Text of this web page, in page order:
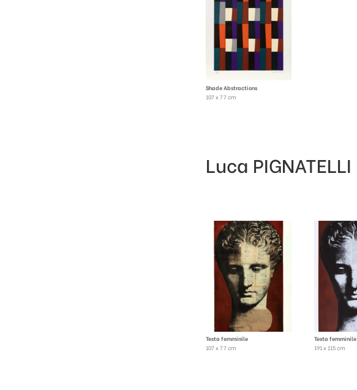
Shade Abstractions
107 x 77 cm
Luca PIGNATELLI
Testa femminile
107 x 77 cm
Testa femminile
191 x 115 cm